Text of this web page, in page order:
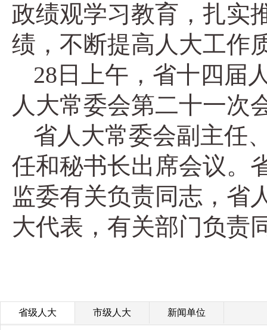
政绩观学习教育，扎实
绩，不断提高人大工作
28日上午，省十四届
人大常委会第二十一次
省人大常委会副主任
任和秘书长出席会议。
监委有关负责同志，省
大代表，有关部门负责
省级人大 市级人大 新闻单位